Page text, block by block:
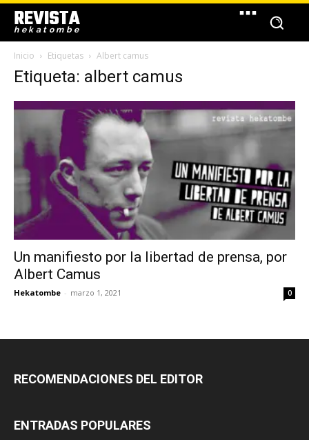
REVISTA
hekatombe
Inicio Etiquetas Albert camus
Etiqueta: albert camus
Un manifiesto por la libertad de prensa, por
Albert Camus
Hekatombe - marzo 1, 2021 0
RECOMENDACIONES DEL EDITOR
ENTRADAS POPULARES